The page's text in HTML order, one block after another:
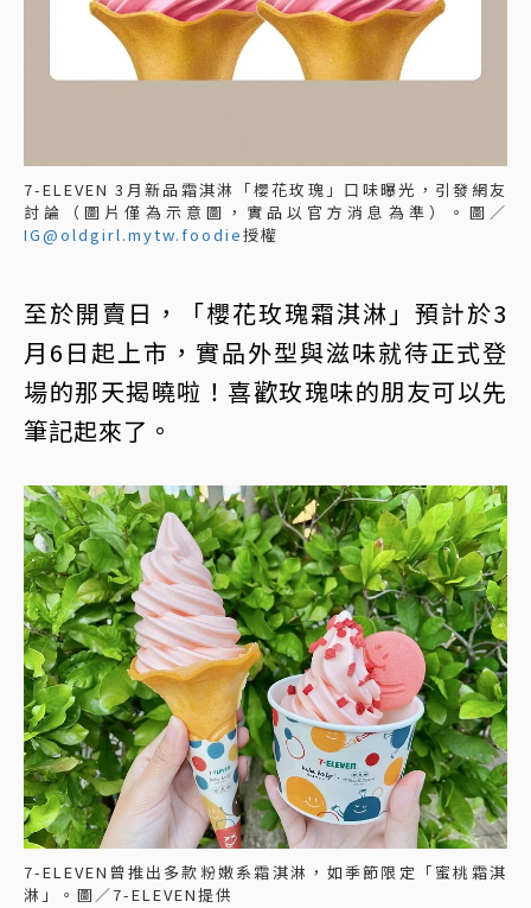
7-ELEVEN 3月新品霜淇淋「櫻花玫瑰」口味曝光，引發網友
討論（圖片僅為示意圖，實品以官方消息為準）。圖／
IG@oldgirl.mytw.foodie授權
至於開賣日，「櫻花玫瑰霜淇淋」預計於3
月6日起上市，實品外型與滋味就待正式登
場的那天揭曉啦！喜歡玫瑰味的朋友可以先
筆記起來了。
7-ELEVEN曾推出多款粉嫩系霜淇淋，如季節限定「蜜桃霜淇
淋」。圖／7-ELEVEN提供